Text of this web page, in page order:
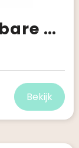
LINEA - 60W uittrekbare oplaadkabel
Bekijk